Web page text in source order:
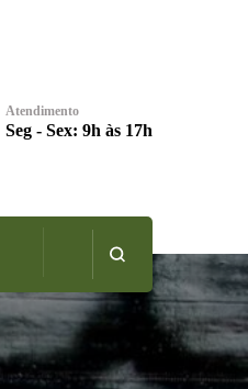
Atendimento
Seg - Sex: 9h às 17h